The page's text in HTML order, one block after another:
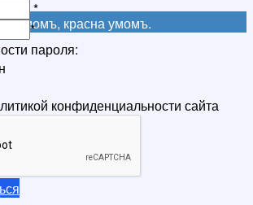
красна умомъ.
*
*
пароля:
конфиденциальности сайта